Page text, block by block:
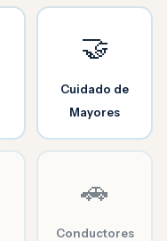
🤝
Cuidado de
Mayores
🚗
Conductores